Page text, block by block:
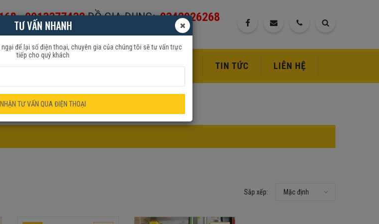
-0913377432ĐỒ GIA DỤNG: 0342926268
ĐỒ GIA DỤNG KHUYẾN MÃI DỊCH VỤ TIN TỨC LIÊN HỆ
Sắp xếp: Mặc định
TƯ VẤN NHANH
để lại số điện thoại, chuyên gia của chúng tôi sẽ tư vấn trực
tiếp cho quý khách
NHẬN TƯ VẤN QUA ĐIỆN THOẠI